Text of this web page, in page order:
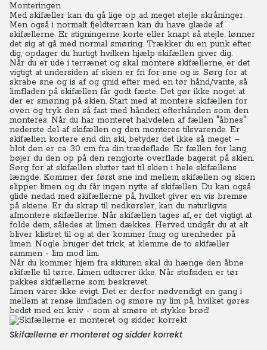
Monteringen
Med skifæller kan du gå lige op ad meget stejle skråninger.
Men også i normalt fjeldterræn kan du have glæde af
skifællerne. Er stigningerne korte eller knapt så stejle, lønner
det sig at gå med normal smøring. Trækker du en punk efter
dig, opdager du hurtigt hvilken hjælp skifællen giver dig.
Når du er ude i terrænet og skal montere skifællerne, er det
vigtigt at undersiden af skien er fri for sne og is. Sørg for at
skrabe sne og is af og gnid efter med en tør hånd/vante, så
limfladen på skifællen får godt fæste. Det gør ikke noget at
der er smøring på skien. Start med at montere skifællen for
oven og tryk den så fast med hånden efterhånden som den
monteres. Når du har monteret halvdelen af fællen "åbnes"
nederste del af skifællen og den monteres tilsvarende. Er
skifællen kortere end din ski, betyder det ikke så meget –
blot den er ca. 30 cm fra din trædeflade. Er fællen for lang,
bøjer du den op på den rengjorte overflade bagerst på skien.
Sørg for at skifællen slutter tæt til skien i hele skifællens
længde. Kommer der først sne ind mellem skifællen og skien
slipper limen og du får ingen nytte af skifællen. Du kan også
glide nedad med skifællerne på, hvilket giver en vis bremse
på skiene. Er du skrap til nedkørsler, kan du naturligvis
afmontere skifællerne. Når skifællen tages af, er det vigtigt at
folde dem, således at limen dækkes. Herved undgår du at alt
bliver klistret til og at der kommer fnug og urenheder på
limen. Nogle bruger det trick, at klemme de to skifæller
sammen - lim mod lim.
Når du kommer hjem fra skituren skal du hænge den åbne
skifælle til tørre. Limen udtørrer ikke. Når stofsiden er tør
pakkes skifællerne som beskrevet.
Limen varer ikke evigt. Det er derfor nødvendigt en gang i
mellem at rense limfladen og smøre ny lim på, hvilket gøres
bedst med en kniv - som at smøre et stykke brød!
Skifællerne er monteret og sidder korrekt